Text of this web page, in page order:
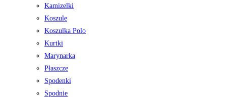
Kamizelki
Koszule
Koszulka Polo
Kurtki
Marynarka
Płaszcze
Spodenki
Spodnie